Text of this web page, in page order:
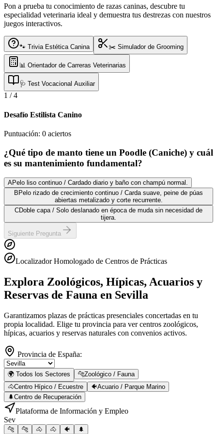
Pon a prueba tu conocimiento de razas caninas, descubre tu
especialidad veterinaria ideal y demuestra tus destrezas con nuestros
juegos interactivos.
🐾 Trivia Estética Canina ✂️ Simulador de Grooming
📊 Orientador de Carreras Veterinarias
🩺 Test Vocacional Auxiliar
1 /4
Desafío Estilista Canino
Puntuación: 0 aciertos
¿Qué tipo de manto tiene un Poodle (Caniche) y cuál
es su mantenimiento fundamental?
APelo liso continuo / Cardado diario y baño con champú normal.
B Pelo rizado de crecimiento continuo / Carda suave, peine de púas
abiertas metalizado y corte recurrente.
CDoble capa / Solo deslanado en época de muda sin necesidad de
tijera.
Siguiente Pregunta
Localizador Homologado de Centros de Prácticas
Explora Zoológicos, Hípicas, Acuarios y
Reservas de Fauna en Sevilla
Garantizamos plazas de prácticas presenciales concertadas en tu
propia localidad. Elige tu provincia para ver centros zoológicos,
hípicas, acuarios y reservas naturales con convenios activos.
Provincia de España:
🌍 Todos los Sectores 🐆Zoológico / Fauna
🐴Centro Hípico / Ecuestre 🐠Acuario / Parque Marino
🌲Centro de Recuperación
Plataforma de Información y Empleo
Sev
🐆 🐆 🐴 🐴 🐠 🌲